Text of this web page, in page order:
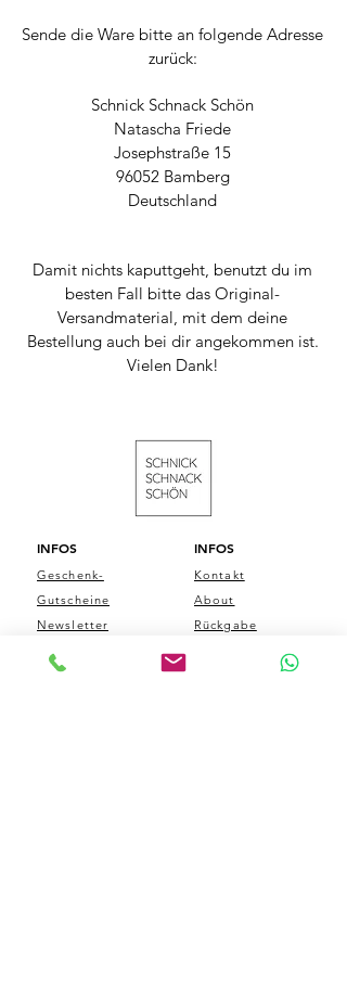
Sende die Ware bitte an folgende Adresse
zurück:
Schnick Schnack Schön
Natascha Friede
Josephstraße 15
96052 Bamberg
Deutschland
Damit nichts kaputtgeht, benutzt du im
besten Fall bitte das Original-
Versandmaterial, mit dem deine
Bestellung auch bei dir angekommen ist.
Vielen Dank!
INFOS
Geschenk-
Gutscheine
Newsletter
Händlershop
Händler
INFOS
Kontakt
About
Rückgabe